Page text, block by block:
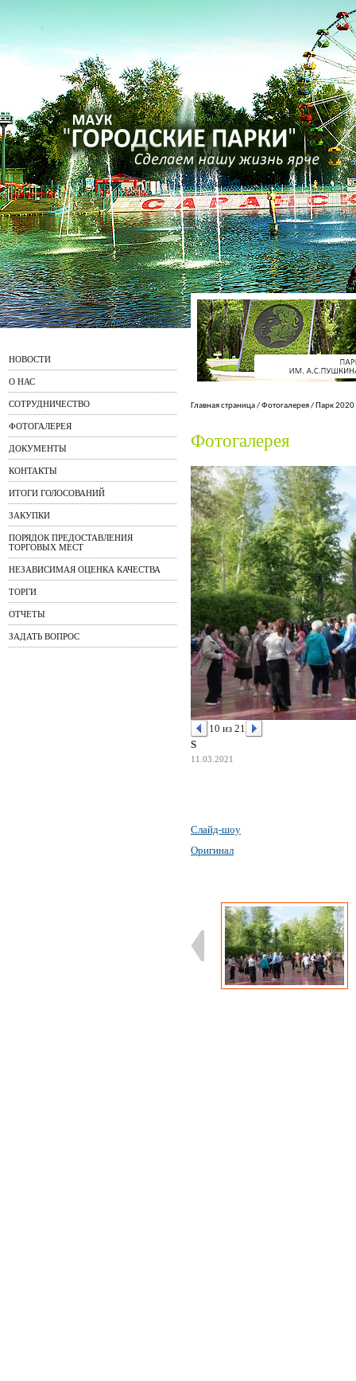
НОВОСТИ
О НАС
СОТРУДНИЧЕСТВО
ФОТОГАЛЕРЕЯ
ДОКУМЕНТЫ
КОНТАКТЫ
ИТОГИ ГОЛОСОВАНИЙ
ЗАКУПКИ
ПОРЯДОК ПРЕДОСТАВЛЕНИЯ
ТОРГОВЫХ МЕСТ
НЕЗАВИСИМАЯ ОЦЕНКА КАЧЕСТВА
ТОРГИ
ОТЧЕТЫ
ЗАДАТЬ ВОПРОС
Главная страница/Фотогалерея/ Парк 2020
Фотогалерея
10 из 21
S
11.03.2021
Слайд-шоу
Оригинал